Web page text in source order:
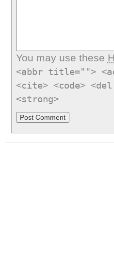
You may use these
<abbr title="">
<cite> <code>
<strong>